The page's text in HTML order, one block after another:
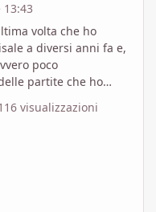
13:43
volta che ho
a diversi anni fa e,
poco
partite che ho
che abbia mai
visualizzazioni